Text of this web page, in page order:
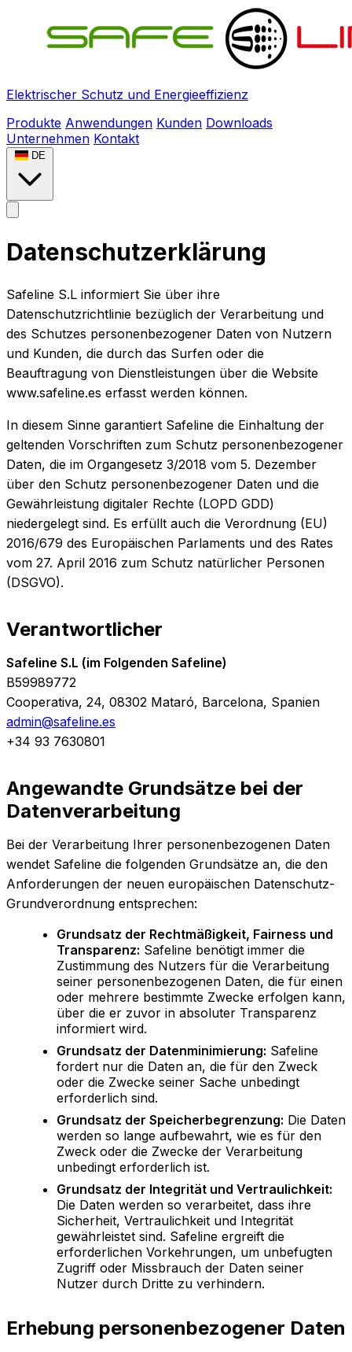
Elektrischer Schutz und Energieeffizienz
Produkte Anwendungen Kunden Downloads
Unternehmen Kontakt
DE
Datenschutzerklärung
Safeline S.L informiert Sie über ihre
Datenschutzrichtlinie bezüglich der Verarbeitung und
des Schutzes personenbezogener Daten von Nutzern
und Kunden, die durch das Surfen oder die
Beauftragung von Dienstleistungen über die Website
www.safeline.es erfasst werden können.
In diesem Sinne garantiert Safeline die Einhaltung der
geltenden Vorschriften zum Schutz personenbezogener
Daten, die im Organgesetz 3/2018 vom 5. Dezember
über den Schutz personenbezogener Daten und die
Gewährleistung digitaler Rechte (LOPD GDD)
niedergelegt sind. Es erfüllt auch die Verordnung (EU)
2016/679 des Europäischen Parlaments und des Rates
vom 27. April 2016 zum Schutz natürlicher Personen
(DSGVO).
Verantwortlicher
Safeline S.L (im Folgenden Safeline)
B59989772
Cooperativa, 24, 08302 Mataró, Barcelona, Spanien
admin@safeline.es
+34 93 7630801
Angewandte Grundsätze bei der
Datenverarbeitung
Bei der Verarbeitung Ihrer personenbezogenen Daten
wendet Safeline die folgenden Grundsätze an, die den
Anforderungen der neuen europäischen Datenschutz-
Grundverordnung entsprechen:
Grundsatz der Rechtmäßigkeit, Fairness und
Transparenz: Safeline benötigt immer die
Zustimmung des Nutzers für die Verarbeitung
seiner personenbezogenen Daten, die für einen
oder mehrere bestimmte Zwecke erfolgen kann,
über die er zuvor in absoluter Transparenz
informiert wird.
Grundsatz der Datenminimierung: Safeline
fordert nur die Daten an, die für den Zweck
oder die Zwecke seiner Sache unbedingt
erforderlich sind.
Grundsatz der Speicherbegrenzung: Die Daten
werden so lange aufbewahrt, wie es für den
Zweck oder die Zwecke der Verarbeitung
unbedingt erforderlich ist.
Grundsatz der Integrität und Vertraulichkeit:
Die Daten werden so verarbeitet, dass ihre
Sicherheit, Vertraulichkeit und Integrität
gewährleistet sind. Safeline ergreift die
erforderlichen Vorkehrungen, um unbefugten
Zugriff oder Missbrauch der Daten seiner
Nutzer durch Dritte zu verhindern.
Erhebung personenbezogener Daten